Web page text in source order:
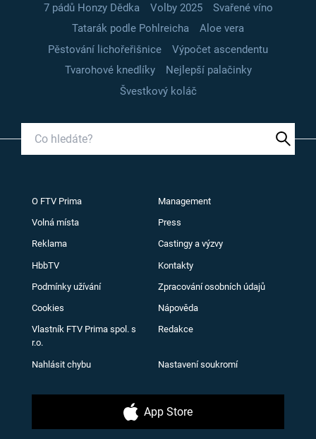
7 pádů Honzy Dědka
Volby 2025
Svařené víno
Tatarák podle Pohlreicha
Aloe vera
Pěstování lichořeřišnice
Výpočet ascendentu
Tvarohové knedlíky
Nejlepší palačinky
Švestkový koláč
O FTV Prima Management
Volná místa Press
Reklama Castingy a výzvy
HbbTV Kontakty
Podmínky užívání Zpracování osobních údajů
Cookies Nápověda
Vlastník FTV Prima spol. s
r.o.
Redakce
Nahlásit chybu Nastavení soukromí
App Store